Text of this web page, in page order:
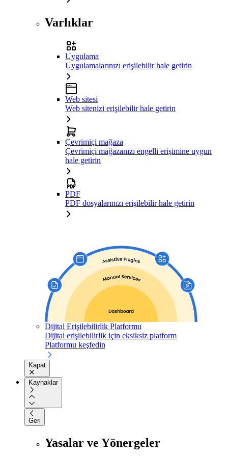
Varlıklar
Uygulama
Uygulamalarınızı erişilebilir hale getirin
Web sitesi
Web sitenizi erişilebilir hale getirin
Çevrimiçi mağaza
Çevrimiçi mağazanızı engelli erişimine uygun
hale getirin
PDF
PDF dosyalarınızı erişilebilir hale getirin
Dijital Erişilebilirlik Platformu
Dijital erişilebilirlik için eksiksiz platform
Platformu keşfedin
Kapat
Kaynaklar
Geri
Yasalar ve Yönergeler